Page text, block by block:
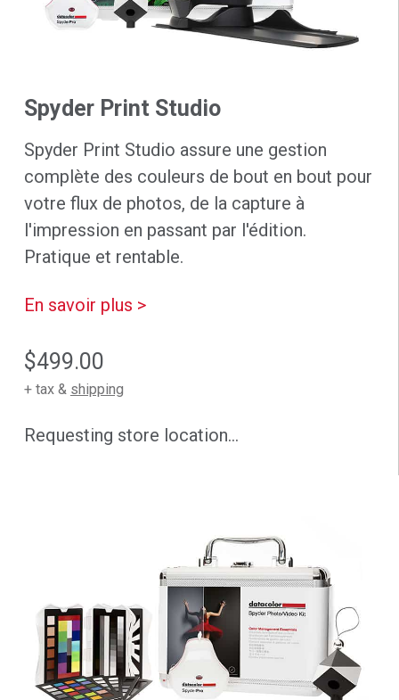
Spyder Print Studio
Spyder Print Studio assure une gestion
complète des couleurs de bout en bout pour
votre flux de photos, de la capture à
l'impression en passant par l'édition.
Pratique et rentable.
En savoir plus >
$499.00
+ tax & shipping
Requesting store location...